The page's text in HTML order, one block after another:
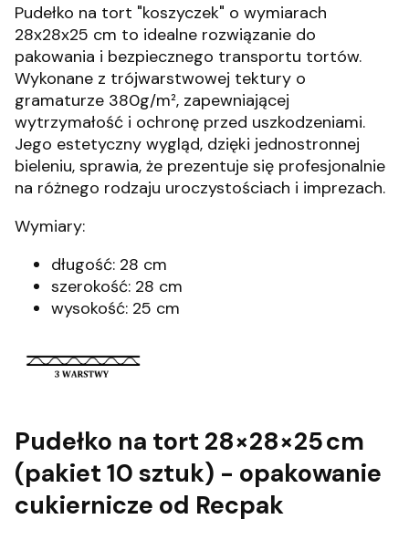
Pudełko na tort "koszyczek" o wymiarach
28x28x25 cm to idealne rozwiązanie do
pakowania i bezpiecznego transportu tortów.
Wykonane z trójwarstwowej tektury o
gramaturze 380g/m², zapewniającej
wytrzymałość i ochronę przed uszkodzeniami.
Jego estetyczny wygląd, dzięki jednostronnej
bieleniu, sprawia, że prezentuje się profesjonalnie
na różnego rodzaju uroczystościach i imprezach.
Wymiary:
długość: 28 cm
szerokość: 28 cm
wysokość: 25 cm
Pudełko na tort 28×28×25 cm
(pakiet 10 sztuk) - opakowanie
cukiernicze od Recpak